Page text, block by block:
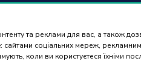
та реклами для вас, а також
сайтами соціальних мереж,
коли ви користуєтеся їхніми
дні з 9:00 до